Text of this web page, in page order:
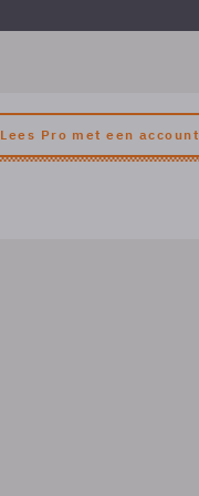
Lees Pro met een account